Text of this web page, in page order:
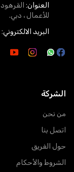
العنوان:
للأعمال ، دبي.
البريد الالكتروني:
الشركة
من نحن
اتصل بنا
حول الفريق
الشروط والأحكام